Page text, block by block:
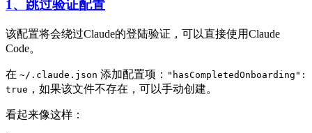
1、跳过验证配置
该配置将会绕过Claude的登陆验证，可以直接使用Claude
Code。
在 ~/.claude.json 添加配置项： "hasCompletedOnboarding":
true ，如果该文件不存在，可以手动创建。
看起来像这样：